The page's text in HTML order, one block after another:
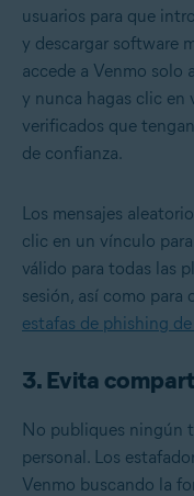
usuarios para que
y descargar software
accede a Venmo solo
y nunca hagas clic en
verificados que
de confianza.
Los mensajes
clic en un vínculo
válido para todas las
sesión, así como para
estafas de phishing
3. Evita
No publiques ningún
personal. Los
Venmo buscando la